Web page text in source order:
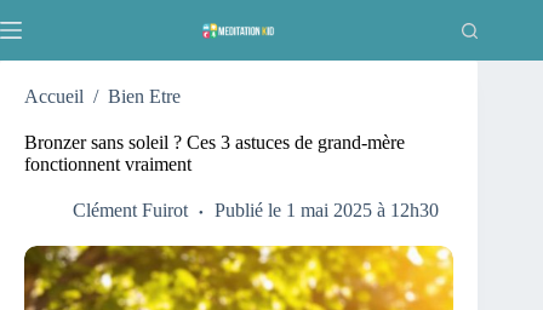
au
Accueil / Bien Etre
Bronzer sans soleil ? Ces 3 astuces de grand-mère
fonctionnent vraiment
Clément Fuirot Publié le 1 mai 2025 à 12h30